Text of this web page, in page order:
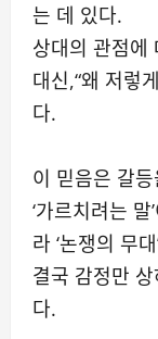
는 데 있다.
상대의 관점에
대신,“왜 저렇
다.
이 믿음은 갈
‘가르치려는 말
라 ‘논쟁의 무
결국 감정만
다.